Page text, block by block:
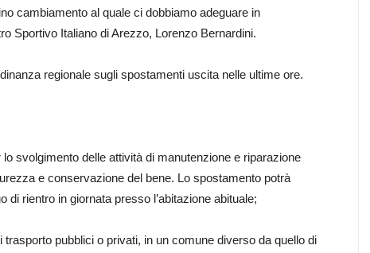
cambiamento al quale ci dobbiamo adeguare in
Sportivo Italiano di Arezzo, Lorenzo Bernardini.
regionale sugli spostamenti uscita nelle ultime ore.
svolgimento delle attività di manutenzione e riparazione
e conservazione del bene. Lo spostamento potrà
rientro in giornata presso l’abitazione abituale;
pubblici o privati, in un comune diverso da quello di